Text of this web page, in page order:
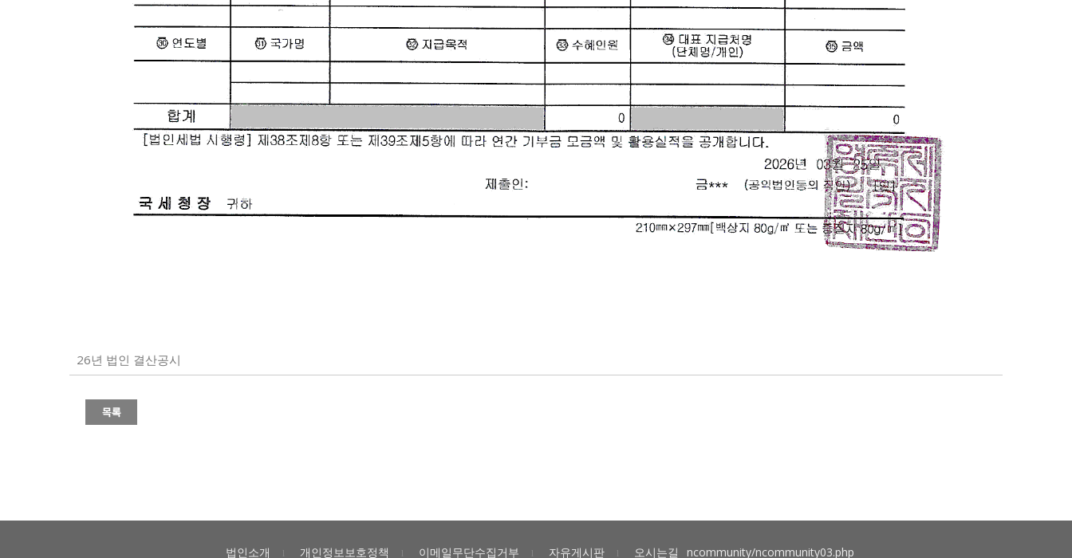
26년 법인 결산공시
법인소개 l 개인정보보호정책 l 이메일무단수집거부 l 자유게시판 l 오시는길 ncommunity/ncommunity03.php